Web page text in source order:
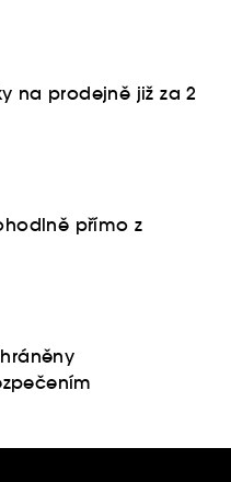
na prodejně již za 2
přímo z